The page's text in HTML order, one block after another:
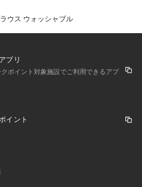
ウス ウォッシャブル
プリ
ポイント対象施設でご利用できるアプ
イント